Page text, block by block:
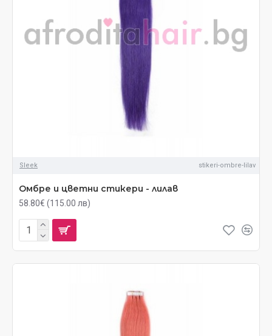
Sleek stikeri-ombre-lilav
Омбре и цветни стикери - лилав
58.80€ (115.00 лв)